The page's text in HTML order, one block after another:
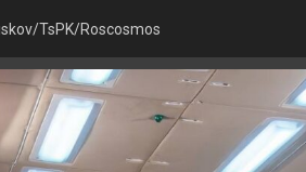
TsPK/Roscosmos